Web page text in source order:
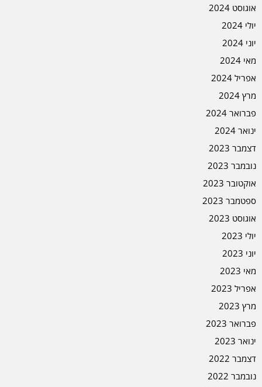
אוגוסט 2024
יולי 2024
יוני 2024
מאי 2024
אפריל 2024
מרץ 2024
פברואר 2024
ינואר 2024
דצמבר 2023
נובמבר 2023
אוקטובר 2023
ספטמבר 2023
אוגוסט 2023
יולי 2023
יוני 2023
מאי 2023
אפריל 2023
מרץ 2023
פברואר 2023
ינואר 2023
דצמבר 2022
נובמבר 2022